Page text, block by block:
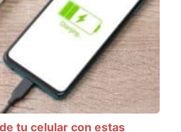
tu celular con estas